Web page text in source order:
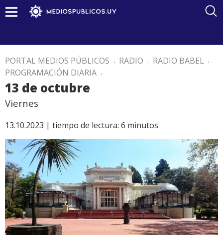
PORTAL MEDIOS PÚBLICOS . RADIO . RADIO BABEL .
PROGRAMACIÓN DIARIA .
13 de octubre
Viernes
13.10.2023 | tiempo de lectura: 6 minutos